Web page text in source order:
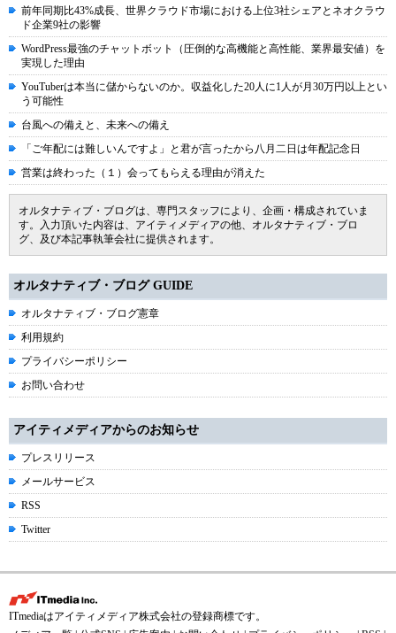
前年同期比43%成長、世界クラウド市場における上位3社シェアとネオクラウ
ド企業9社の影響
WordPress最強のチャットボット（圧倒的な高機能と高性能、業界最安値）を
実現した理由
YouTuberは本当に儲からないのか。収益化した20人に1人が月30万円以上とい
う可能性
台風への備えと、未来への備え
「ご年配には難しいんですよ」と君が言ったから八月二日は年配記念日
営業は終わった（１）会ってもらえる理由が消えた
オルタナティブ・ブログは、専門スタッフにより、企画・構成されていま
す。入力頂いた内容は、アイティメディアの他、オルタナティブ・ブロ
グ、及び本記事執筆会社に提供されます。
オルタナティブ・ブログ GUIDE
オルタナティブ・ブログ憲章
利用規約
プライバシーポリシー
お問い合わせ
アイティメディアからのお知らせ
プレスリリース
メールサービス
RSS
Twitter
ITmediaはアイティメディア株式会社の登録商標です。